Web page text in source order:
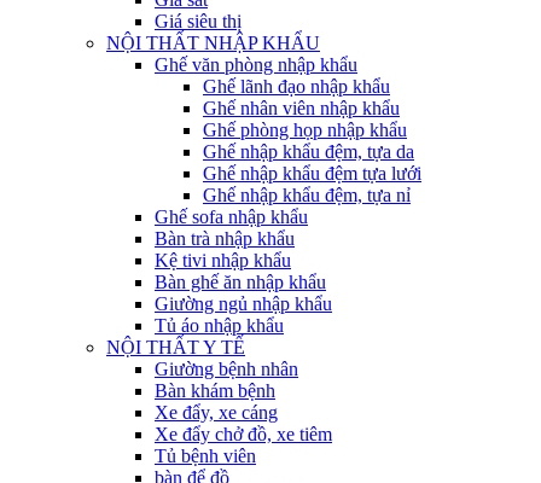
Giá siêu thị
NỘI THẤT NHẬP KHẨU
Ghế văn phòng nhập khẩu
Ghế lãnh đạo nhập khẩu
Ghế nhân viên nhập khẩu
Ghế phòng họp nhập khẩu
Ghế nhập khẩu đệm, tựa da
Ghế nhập khẩu đệm tựa lưới
Ghế nhập khẩu đệm, tựa nỉ
Ghế sofa nhập khẩu
Bàn trà nhập khẩu
Kệ tivi nhập khẩu
Bàn ghế ăn nhập khẩu
Giường ngủ nhập khẩu
Tủ áo nhập khẩu
NỘI THẤT Y TẾ
Giường bệnh nhân
Bàn khám bệnh
Xe đẩy, xe cáng
Xe đẩy chở đồ, xe tiêm
Tủ bệnh viên
bàn để đồ